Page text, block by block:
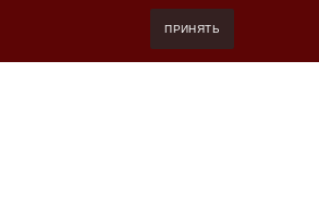
ПРИНЯТЬ